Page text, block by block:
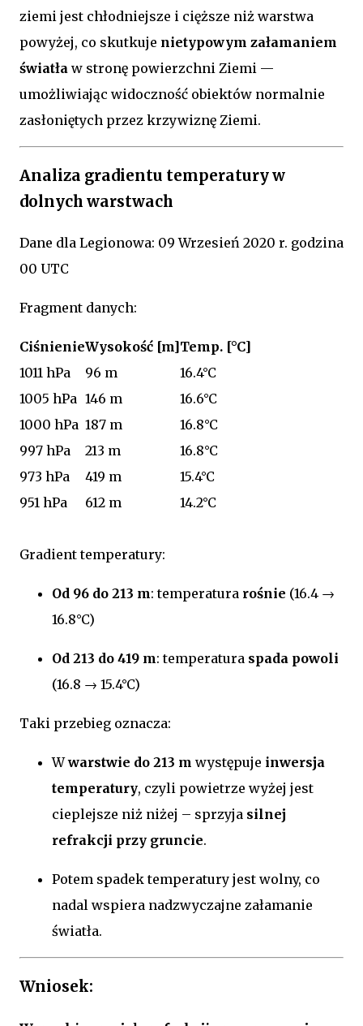
ziemi jest chłodniejsze i cięższe niż warstwa
powyżej, co skutkuje nietypowym załamaniem
światła w stronę powierzchni Ziemi —
umożliwiając widoczność obiektów normalnie
zasłoniętych przez krzywiznę Ziemi.
Analiza gradientu temperatury w
dolnych warstwach
Dane dla Legionowa: 09 Wrzesień 2020 r. godzina
00 UTC
Fragment danych:
CiśnienieWysokość [m]Temp. [°C]
1011 hPa
96 m
16.4°C
1005 hPa 146 m
16.6°C
1000 hPa 187 m
16.8°C
997 hPa
213 m
16.8°C
973 hPa
419 m
15.4°C
951 hPa
612 m 14.2°C
Gradient temperatury:
Od 96 do 213 m: temperatura rośnie (16.4 →
16.8°C)
Od 213 do 419 m: temperatura spada powoli
(16.8 → 15.4°C)
Taki przebieg oznacza:
Wwarstwie do 213 m występuje inwersja
temperatury, czyli powietrze wyżej jest
cieplejsze niż niżej – sprzyja silnej
refrakcji przy gruncie.
Potem spadek temperatury jest wolny, co
nadal wspiera nadzwyczajne załamanie
światła.
Wniosek: